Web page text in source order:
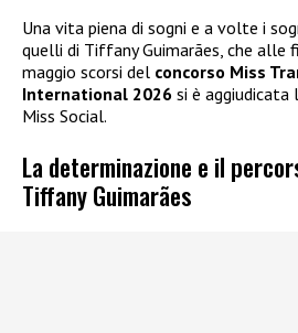
Una vita piena di sogni e a volte i
quelli di Tiffany Guimarães, che alle
maggio scorsi del concorso Miss
International 2026 si è aggiudicata
Miss Social.
La determinazione e il
Tiffany Guimarães